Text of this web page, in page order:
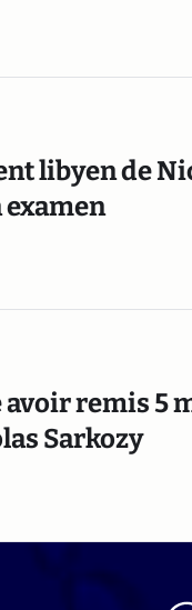
libyen de
examen
remis 5
Sarkozy